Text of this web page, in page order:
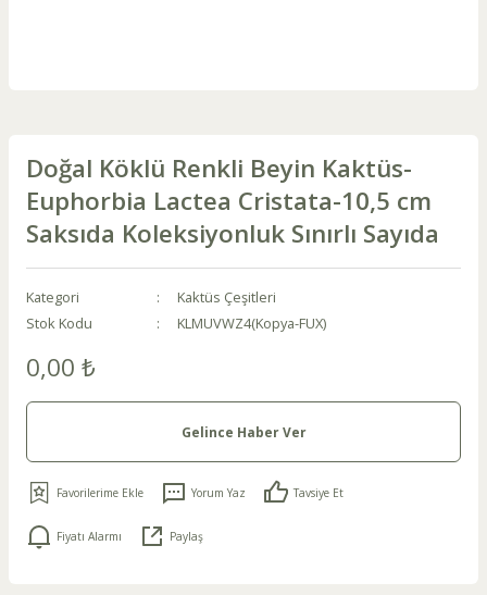
Doğal Köklü Renkli Beyin Kaktüs-
Euphorbia Lactea Cristata-10,5 cm
Saksıda Koleksiyonluk Sınırlı Sayıda
Kategori
Kaktüs Çeşitleri
Stok Kodu
KLMUVWZ4(Kopya-FUX)
0,00 ₺
Gelince Haber Ver
Yorum Yaz Tavsiye Et
Fiyatı Alarmı Paylaş